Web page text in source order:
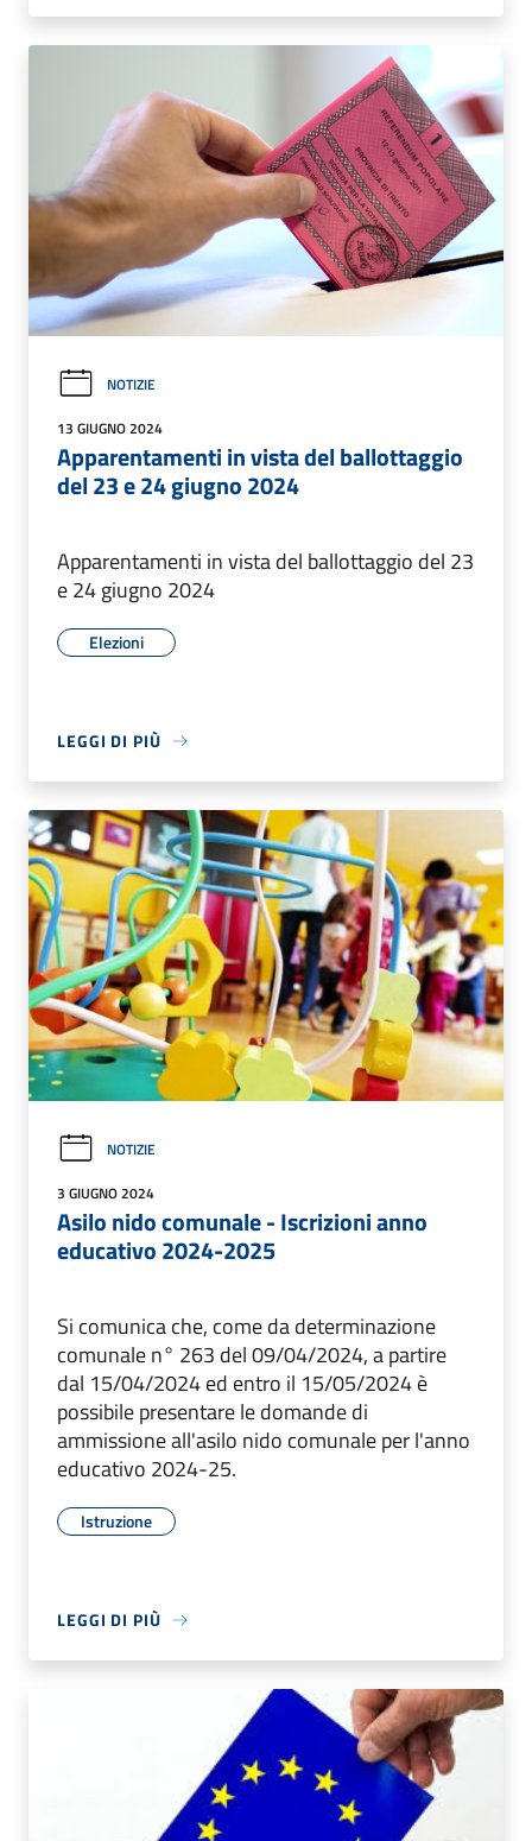
NOTIZIE
13 GIUGNO 2024
Apparentamenti in vista del ballottaggio
del 23 e 24 giugno 2024
Apparentamenti in vista del ballottaggio del 23
e 24 giugno 2024
Elezioni
LEGGI DI PIÙ
NOTIZIE
3 GIUGNO 2024
Asilo nido comunale - Iscrizioni anno
educativo 2024-2025
Si comunica che, come da determinazione
comunale n° 263 del 09/04/2024, a partire
dal 15/04/2024 ed entro il 15/05/2024 è
possibile presentare le domande di
ammissione all'asilo nido comunale per l'anno
educativo 2024-25.
Istruzione
LEGGI DI PIÙ